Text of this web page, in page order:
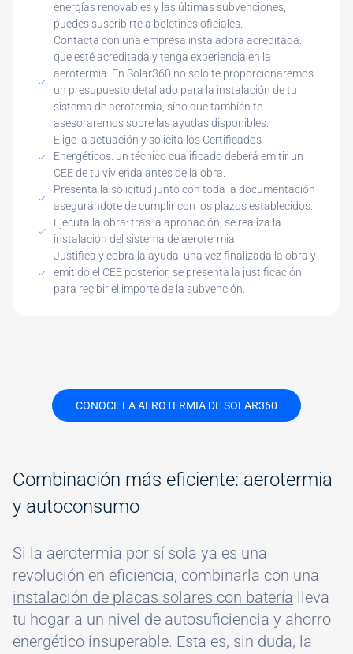
energías renovables y las últimas subvenciones,
puedes suscribirte a boletines oficiales.
Contacta con una empresa instaladora acreditada:
que esté acreditada y tenga experiencia en la
aerotermia. En Solar360 no solo te proporcionaremos
un presupuesto detallado para la instalación de tu
sistema de aerotermia, sino que también te
asesoraremos sobre las ayudas disponibles.
Elige la actuación y solicita los Certificados
Energéticos: un técnico cualificado deberá emitir un
CEE de tu vivienda antes de la obra.
Presenta la solicitud junto con toda la documentación
asegurándote de cumplir con los plazos establecidos.
Ejecuta la obra: tras la aprobación, se realiza la
instalación del sistema de aerotermia.
Justifica y cobra la ayuda: una vez finalizada la obra y
emitido el CEE posterior, se presenta la justificación
para recibir el importe de la subvención.
CONOCE LA AEROTERMIA DE SOLAR360
Combinación más eficiente: aerotermia
y autoconsumo
Si la aerotermia por sí sola ya es una
revolución en eficiencia, combinarla con una
instalación de placas solares con batería lleva
tu hogar a un nivel de autosuficiencia y ahorro
energético insuperable. Esta es, sin duda, la